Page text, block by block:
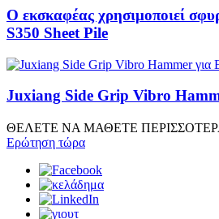
Ο εκσκαφέας χρησιμοποιεί
S350 Sheet Pile
Juxiang Side Grip Vibro
ΘΕΛΕΤΕ ΝΑ ΜΑΘΕΤΕ
Ερώτηση τώρα